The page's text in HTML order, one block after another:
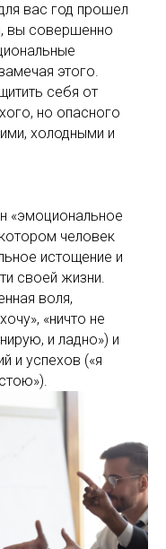
вас год прошел
вы совершенно
этого.
себя от
но опасного
холодными и
«эмоциональное
человек
истощение и
своей жизни.
воля,
«ничто не
и ладно») и
и успехов («я